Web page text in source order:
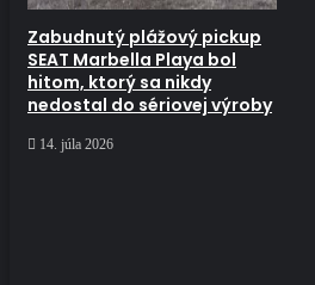
Zabudnutý plážový pickup
SEAT Marbella Playa bol
hitom, ktorý sa nikdy
nedostal do sériovej výroby
14. júla 2026